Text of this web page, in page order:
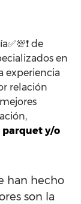
de
en
experiencia
relación
parquet y/o
han hecho
son la